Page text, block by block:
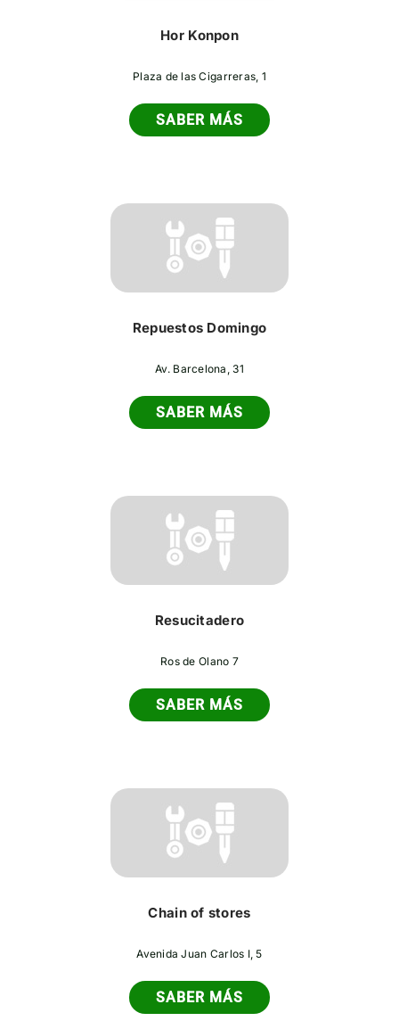
Hor Konpon
Plaza de las Cigarreras, 1
SABER MÁS
Repuestos Domingo
Av. Barcelona, 31
SABER MÁS
Resucitadero
Ros de Olano 7
SABER MÁS
Chain of stores
Avenida Juan Carlos I, 5
SABER MÁS